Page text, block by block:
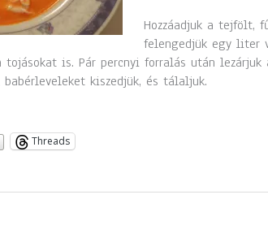
Hozzáadjuk a tejfölt,
felengedjük egy liter
tojásokat is. Pár percnyi forralás után
kiszedjük, és tálaljuk.
Threads